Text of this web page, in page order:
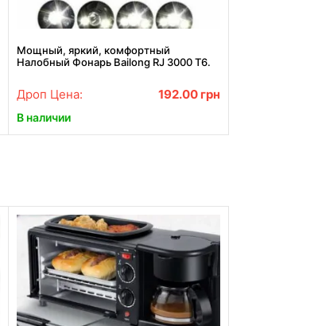
Мощный, яркий, комфортный
Налобный Фонарь Bailong RJ 3000 Т6.
Дроп Цена: 192.00 грн
В наличии